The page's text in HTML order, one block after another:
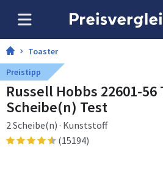
Toaster
Preistipp
Russell Hobbs 22601-56
Scheibe(n) Test
2 Scheibe(n) · Kunststoff
(15194)